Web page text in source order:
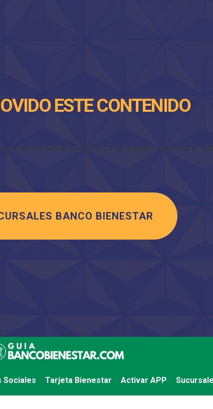
ESTE CONTENIDO
el contenido haz clic en el siguiente enlace y te
BANCO BIENESTAR
Sociales Tarjeta Bienestar Activar APP